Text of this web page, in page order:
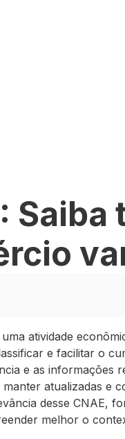
Saiba
atividade
e facilitar o
e as informações
atualizadas e
desse CNAE,
melhor o